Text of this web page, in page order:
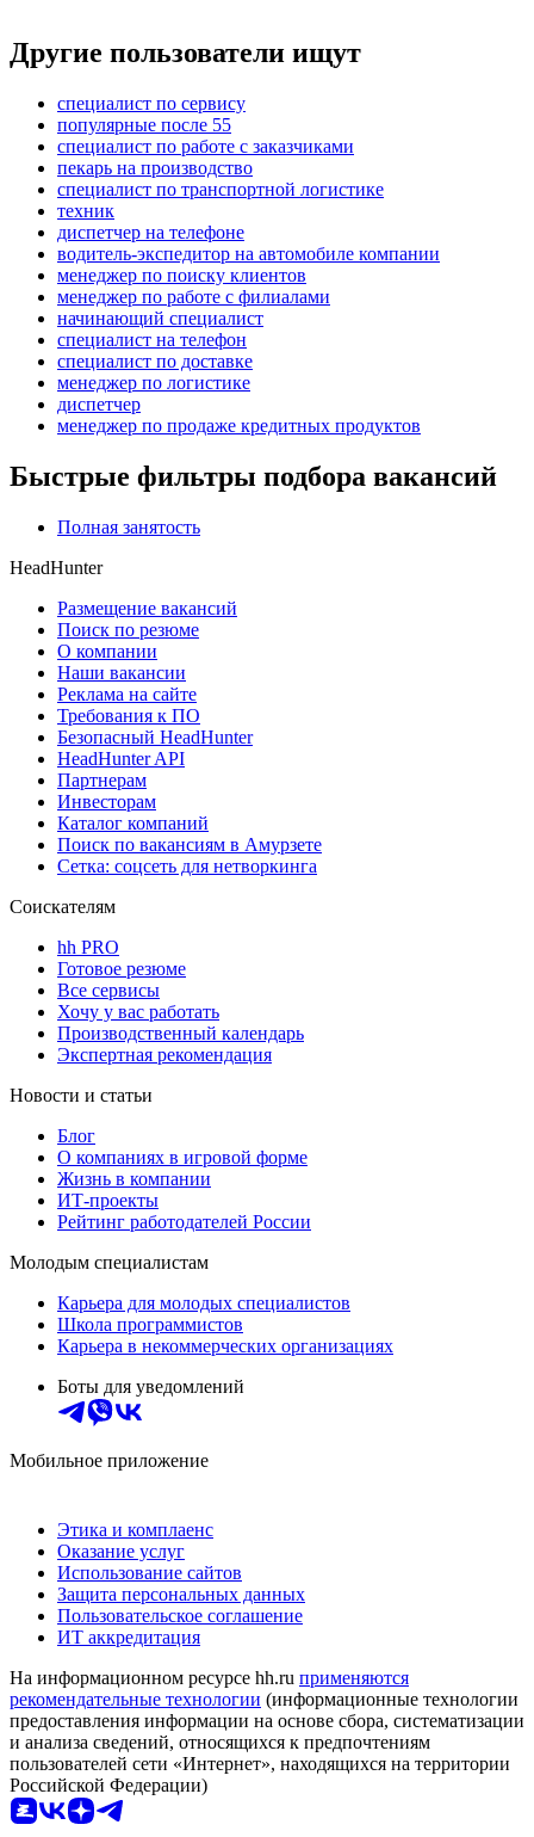
Другие пользователи ищут
специалист по сервису
популярные после 55
специалист по работе с заказчиками
пекарь на производство
специалист по транспортной логистике
техник
диспетчер на телефоне
водитель-экспедитор на автомобиле компании
менеджер по поиску клиентов
менеджер по работе с филиалами
начинающий специалист
специалист на телефон
специалист по доставке
менеджер по логистике
диспетчер
менеджер по продаже кредитных продуктов
Быстрые фильтры подбора вакансий
Полная занятость
HeadHunter
Размещение вакансий
Поиск по резюме
О компании
Наши вакансии
Реклама на сайте
Требования к ПО
Безопасный HeadHunter
HeadHunter API
Партнерам
Инвесторам
Каталог компаний
Поиск по вакансиям в Амурзете
Сетка: соцсеть для нетворкинга
Соискателям
hh PRO
Готовое резюме
Все сервисы
Хочу у вас работать
Производственный календарь
Экспертная рекомендация
Новости и статьи
Блог
О компаниях в игровой форме
Жизнь в компании
ИТ-проекты
Рейтинг работодателей России
Молодым специалистам
Карьера для молодых специалистов
Школа программистов
Карьера в некоммерческих организациях
Боты для уведомлений
Мобильное приложение
Этика и комплаенс
Оказание услуг
Использование сайтов
Защита персональных данных
Пользовательское соглашение
ИТ аккредитация
На информационном ресурсе hh.ru применяются
рекомендательные технологии (информационные технологии
предоставления информации на основе сбора, систематизации
и анализа сведений, относящихся к предпочтениям
пользователей сети «Интернет», находящихся на территории
Российской Федерации)